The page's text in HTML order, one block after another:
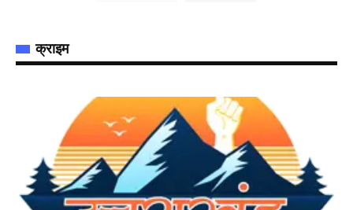
क्राइम